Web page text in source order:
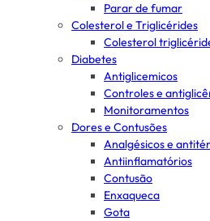
Parar de fumar
Colesterol e Triglicérides
Colesterol
Diabetes
Antiglicemicos
Controles e
Monitoramentos
Dores e Contusões
Analgésicos e
Antiinflamatórios
Contusão
Enxaqueca
Gota